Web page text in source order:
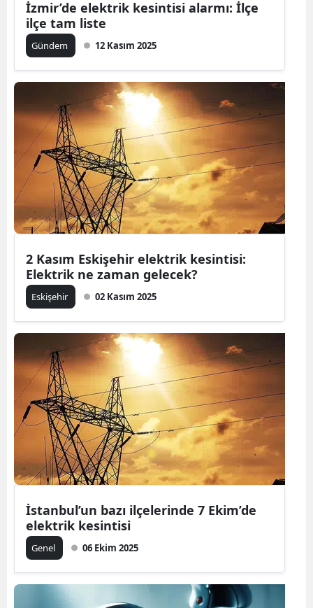
Mardin
Muş
Nevşehir
Niğde
Samsun
Siirt
Sinop
Sivas
Tekirdağ
Tokat
İzmir’de elektrik kesintisi alarmı: İlçe
ilçe tam liste
Gündem 12 Kasım 2025
2 Kasım Eskişehir elektrik kesintisi:
Elektrik ne zaman gelecek?
Eskişehir 02 Kasım 2025
İstanbul’un bazı ilçelerinde 7 Ekim’de
elektrik kesintisi
Genel 06 Ekim 2025